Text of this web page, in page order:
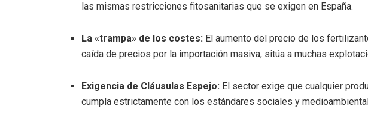
las mismas restricciones fitosanitarias que se exigen en España.
La «trampa» de los costes: El aumento del precio de los
caída de precios por la importación masiva, sitúa a muchas
Exigencia de Cláusulas Espejo: El sector exige que cualquier
cumpla estrictamente con los estándares sociales y